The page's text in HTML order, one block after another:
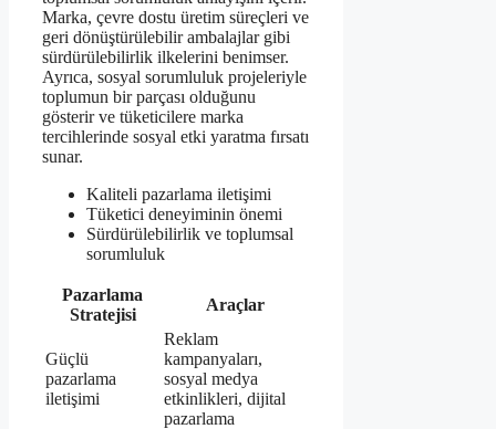
Marka, çevre dostu üretim süreçleri ve
geri dönüştürülebilir ambalajlar gibi
sürdürülebilirlik ilkelerini benimser.
Ayrıca, sosyal sorumluluk projeleriyle
toplumun bir parçası olduğunu
gösterir ve tüketicilere marka
tercihlerinde sosyal etki yaratma fırsatı
sunar.
Kaliteli pazarlama iletişimi
Tüketici deneyiminin önemi
Sürdürülebilirlik ve toplumsal
sorumluluk
Pazarlama
Stratejisi
Araçlar
Güçlü
pazarlama
iletişimi
Reklam
kampanyaları,
sosyal medya
etkinlikleri, dijital
pazarlama